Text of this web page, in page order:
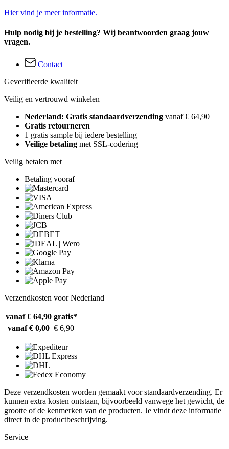
Hier vind je meer informatie.
Hulp nodig bij je bestelling? Wij beantwoorden graag jouw
vragen.
Contact
Geverifieerde kwaliteit
Veilig en vertrouwd winkelen
Nederland: Gratis standaardverzending vanaf € 64,90
Gratis retourneren
1 gratis sample bij iedere bestelling
Veilige betaling met SSL-codering
Veilig betalen met
Betaling vooraf
Verzendkosten voor Nederland
vanaf € 64,90 gratis*
vanaf € 0,00 € 6,90
Deze verzendkosten worden gemaakt voor standaardverzending. Er
kunnen extra kosten ontstaan, bijvoorbeeld vanwege het gewicht, de
grootte of de kenmerken van de producten. Je vindt deze informatie
direct in de productbeschrijving.
Service